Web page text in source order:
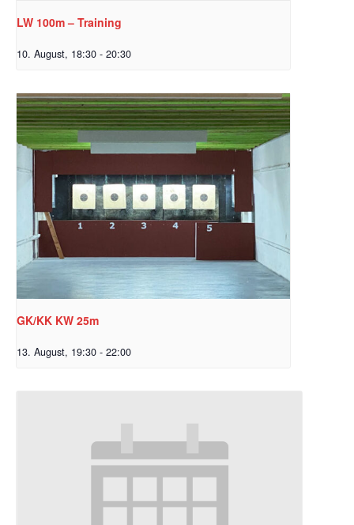
LW 100m – Training
10. August, 18:30 - 20:30
GK/KK KW 25m
13. August, 19:30 - 22:00